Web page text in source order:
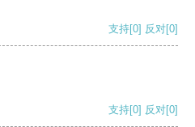
支持[0] 反对[0]
支持[0] 反对[0]